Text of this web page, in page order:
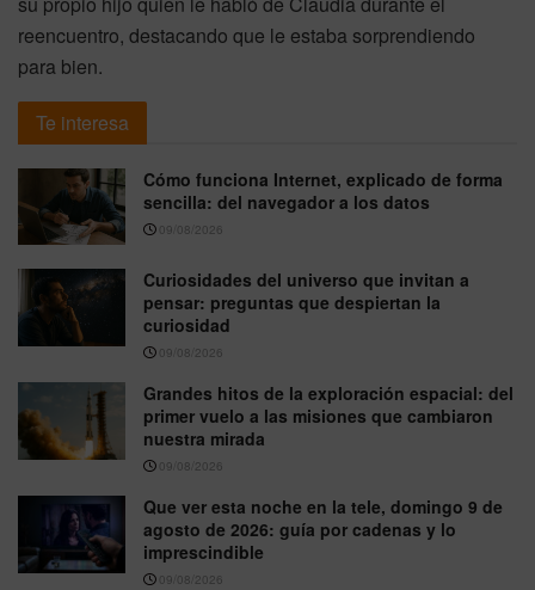
reencuentro, destacando que le estaba sorprendiendo
para bien.
Te interesa
Cómo funciona Internet, explicado de forma
sencilla: del navegador a los datos
09/08/2026
Curiosidades del universo que invitan a
pensar: preguntas que despiertan la
curiosidad
09/08/2026
Grandes hitos de la exploración espacial: del
primer vuelo a las misiones que cambiaron
nuestra mirada
09/08/2026
Que ver esta noche en la tele, domingo 9 de
agosto de 2026: guía por cadenas y lo
imprescindible
09/08/2026